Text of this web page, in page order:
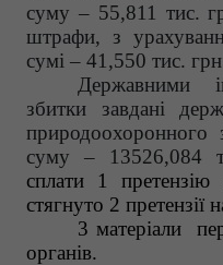
суму – 55,811 тис.
штрафи, з
сумі – 41,550 тис.
Державними
збитки завдані
природоохоронного
суму – 13526,084
сплати 1
стягнуто 2
3 матеріали
органів.